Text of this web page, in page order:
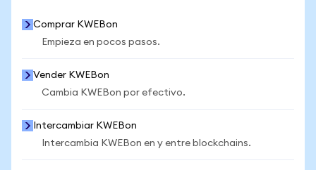
Comprar KWEBon
Empieza en pocos pasos.
Vender KWEBon
Cambia KWEBon por efectivo.
Intercambiar KWEBon
Intercambia KWEBon en y entre blockchains.